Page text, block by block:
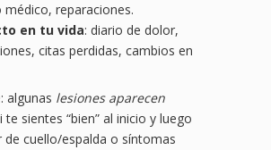
médico, reparaciones.
en tu vida: diario de dolor,
citas perdidas, cambios en
algunas lesiones aparecen
te sientes “bien” al inicio y luego
de cuello/espalda o síntomas